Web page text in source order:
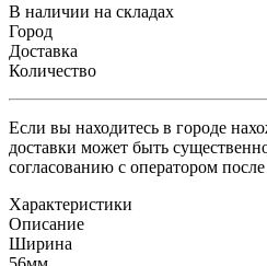
В наличии на складах
Город
Доставка
Количество
Если вы находитесь в городе
доставки может быть
согласованию с оператором после
Характеристики
Описание
Ширина